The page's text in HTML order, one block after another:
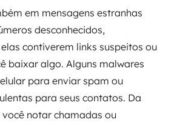
em mensagens estranhas
desconhecidos,
contiverem links suspeitos ou
baixar algo. Alguns malwares
para enviar spam ou
para seus contatos. Da
notar chamadas ou